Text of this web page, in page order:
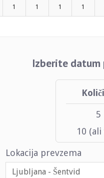
1 1 1 1
Izberite datum
5
10 (ali
Lokacija prevzema